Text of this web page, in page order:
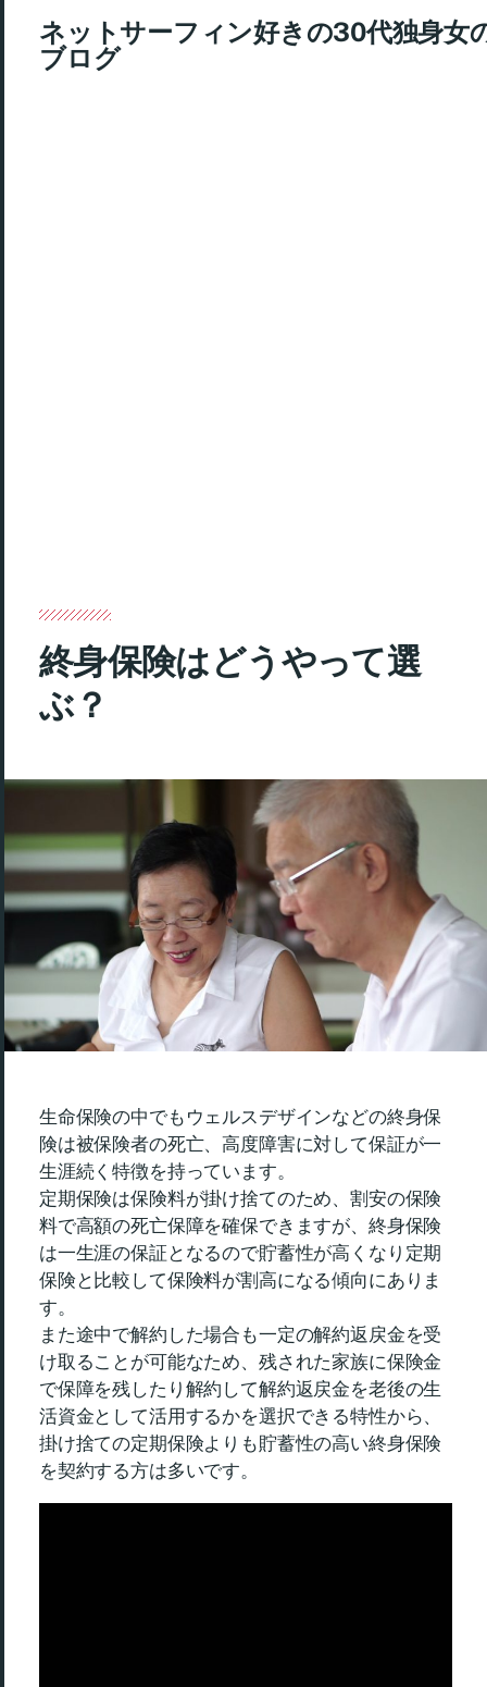
ネットサーフィン好きの30代独身女
ブログ
終身保険はどうやって選
ぶ？
生命保険の中でもウェルスデザインなどの終身保
険は被保険者の死亡、高度障害に対して保証が一
生涯続く特徴を持っています。
定期保険は保険料が掛け捨てのため、割安の保険
料で高額の死亡保障を確保できますが、終身保険
は一生涯の保証となるので貯蓄性が高くなり定期
保険と比較して保険料が割高になる傾向にありま
す。
また途中で解約した場合も一定の解約返戻金を受
け取ることが可能なため、残された家族に保険金
で保障を残したり解約して解約返戻金を老後の生
活資金として活用するかを選択できる特性から、
掛け捨ての定期保険よりも貯蓄性の高い終身保険
を契約する方は多いです。